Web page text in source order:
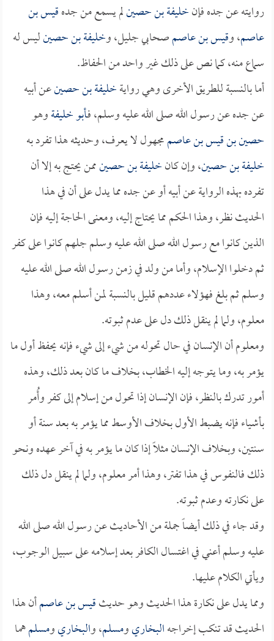
روايته عن جده فإنخليفة بن حصينلم يسمع من جدهقيس بن
عاصم، وقيس بن عاصمصحابي جليل، وخليفة بن حصينليس له
سماع منه، كما نص على ذلك غير واحد من الحفاظ.
أما بالنسبة للطريق الأخرى وهي روايةخليفة بن حصينعن أبيه
عن جده عن رسول الله صلى الله عليه وسلم، فـأبو خليفةوهو
حصين بن قيس بن عاصممجهول لا يعرف، وحديثه هذا تفرد به
خليفة بن حصين، وإن كانخليفة بن حصينممن يحتج به إلا أن
تفرده بهذه الرواية عن أبيه أو عن جده مما يدل على أن في هذا
الحديث نظر، وهذا الحكم مما يحتاج إليه، ومعنى الحاجة إليه فإن
الذين كانوا مع رسول الله صلى الله عليه وسلم جلهم كانوا على كفر
ثم دخلوا الإسلام، وأما من ولد في زمن رسول الله صلى الله عليه
وسلم ثم بلغ فهؤلاء عددهم قليل بالنسبة لمن أسلم معه، وهذا
معلوم، ولما لم ينقل ذلك دل على عدم ثبوته.
ومعلوم أن الإنسان في حال تحوله من شيء إلى شيء فإنه يحفظ أول ما
يؤمر به، وما يتوجه إليه الخطاب، بخلاف ما كان بعد ذلك، وهذه
أمور تدرك بالنظر، فإن الإنسان إذا تحول من إسلام إلى كفر وأُمر
بأشياء فإنه يضبط الأول بخلاف الأوسط مما يؤمر به بعد سنة أو
سنتين، وبخلاف الإنسان مثلاً إذا كان ما يؤمر به في آخر عهده ونحو
ذلك فالنفوس في هذا تفتر، وهذا أمر معلوم، ولما لم ينقل دل ذلك
على نكارته وعدم ثبوته.
وقد جاء في ذلك أيضاً جملة من الأحاديث عن رسول الله صلى الله
عليه وسلم أعني في اغتسال الكافر بعد إسلامه على سبيل الوجوب،
ويأتي الكلام عليها.
ومما يدل على نكارة هذا الحديث وهو حديثقيس بن عاصمأن هذا
الحديث قد تنكب إخراجهالبخاريومسلم، والبخاريومسلمهما